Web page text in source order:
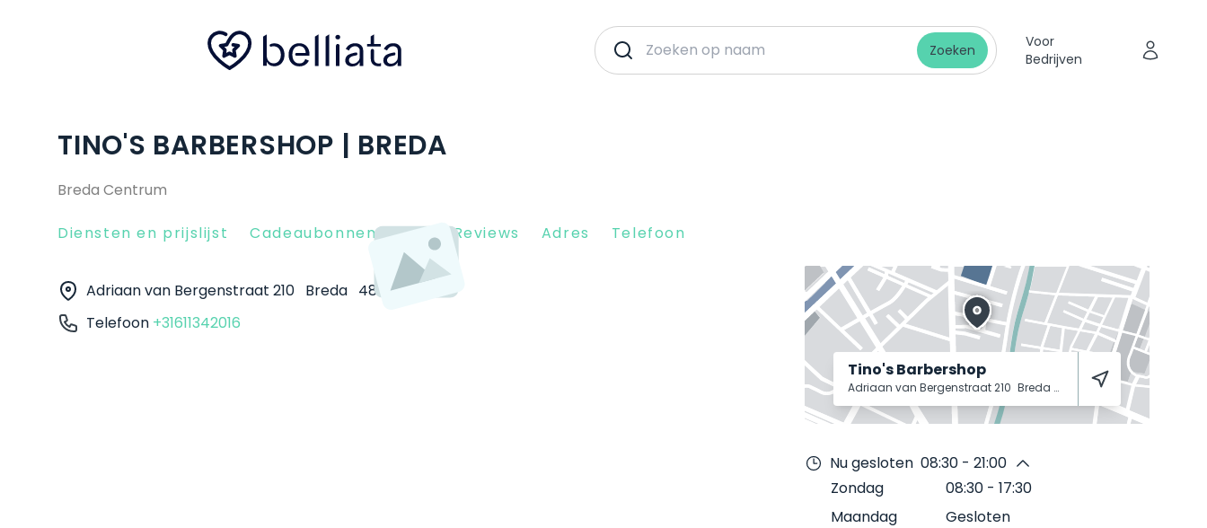
Zoeken
Voor
Bedrijven
TINO'S BARBERSHOP | BREDA
Breda Centrum
Diensten en prijslijst Cadeaubonnen Client Reviews Adres Telefoon
Adriaan van Bergenstraat 210 Breda 4811 SW
Telefoon +31611342016
Tino's Barbershop
Adriaan van Bergenstraat 210 Breda 4811 SW
Nu gesloten 08:30 - 21:00
Zondag
08:30 - 17:30
Maandag
Gesloten